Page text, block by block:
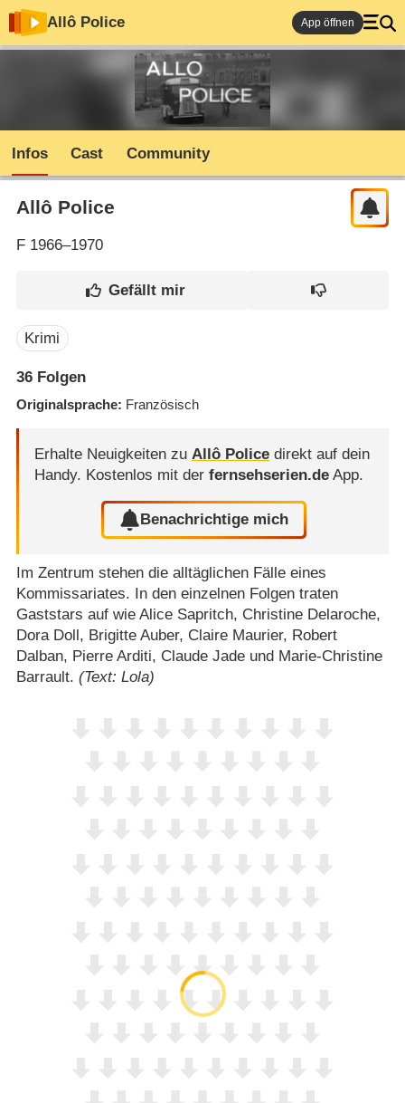
Allô Police App öffnen
Infos Cast Community
Allô Police
F1966–1970
Krimi
36Folgen
Originalsprache Französisch
Erhalte Neuigkeiten zu Allô Policedirekt auf dein
Handy. Kostenlos mit der fernsehserien.deApp.
Benachrichtige mich
Im Zentrum stehen die alltäglichen Fälle eines
Kommissariates. In den einzelnen Folgen traten
Gaststars auf wie Alice Sapritch, Christine Delaroche,
Dora Doll, Brigitte Auber, Claire Maurier, Robert
Dalban, Pierre Arditi, Claude Jade und Marie-Christine
Barrault. (Text: Lola)